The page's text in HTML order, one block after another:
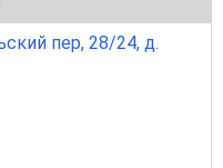
пер, 28/24, д.